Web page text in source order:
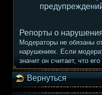
Репорты о
Модераторы не обязаны
нарушениях. Если
значит он считает, что
Вернуться